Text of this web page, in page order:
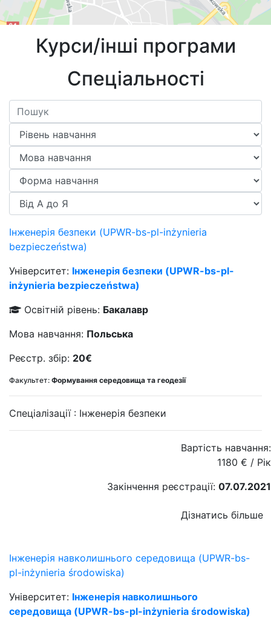
Курси/інші програми
Спеціальності
Інженерія безпеки (UPWR-bs-pl-inżynieria
bezpieczeństwa)
Університет: Інженерія безпеки (UPWR-bs-pl-
inżynieria bezpieczeństwa)
Освітній рівень: Бакалавр
Мова навчання: Польська
Реєстр. збір: 20€
Факультет: Формування середовища та геодезії
Спеціалізації : Інженерія безпеки
Вартість навчання:
1180 € / Рік
Закінчення реєстрації: 07.07.2021
Дізнатись більше
Інженерія навколишнього середовища (UPWR-bs-
pl-inżynieria środowiska)
Університет: Інженерія навколишнього
середовища (UPWR-bs-pl-inżynieria środowiska)